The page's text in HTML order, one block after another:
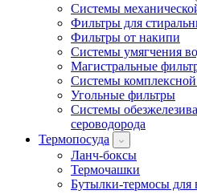
Системы
Фильтры для
Фильтры от накипи
Системы умягчения
Магистральные
Системы
Угольные фильтры
Системы
сероводорода
Термопосуда
Ланч-боксы
Термочашки
Бутылки-термосы для